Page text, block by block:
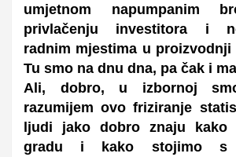
umjetnom napumpanim
privlačenju investitora i
radnim mjestima u proizvodnji
Tu smo na dnu dna, pa čak i
Ali, dobro, u izbornoj
razumijem ovo friziranje
ljudi jako dobro znaju kako
gradu i kako stojimo s